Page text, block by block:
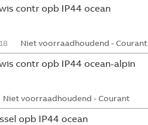
contr opb IP44 ocean
Niet voorraadhoudend - Courant
contr opb IP44 ocean-alpin
Niet voorraadhoudend - Courant
opb IP44 ocean